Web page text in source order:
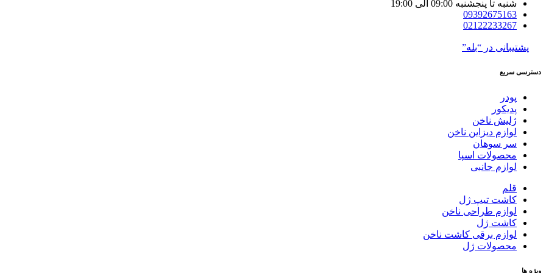
شنبه تا پنجشنبه 09:00 الی 19:00
09392675163
02122233267
پشتیبانی در “بله”
دسترسی سریع
پودر
پدیکور
ژلیش ناخن
لوازم دیزاین ناخن
سر سوهان
محصولات اسپا
لوازم جانبی
قلم
کاشت تیپ‌ ژل
لوازم طراحی ناخن
کاشت ژل
لوازم برقی کاشت ناخن
محصولات ژل
ویژه ها